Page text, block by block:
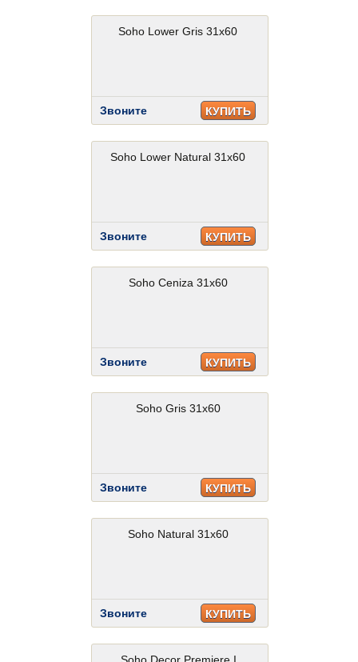
Soho Lower Gris 31x60
Звоните КУПИТЬ
Soho Lower Natural 31x60
Звоните КУПИТЬ
Soho Ceniza 31x60
Звоните КУПИТЬ
Soho Gris 31x60
Звоните КУПИТЬ
Soho Natural 31x60
Звоните КУПИТЬ